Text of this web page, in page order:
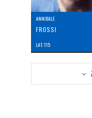
ANNIBALE
FROSSI
LAT: 115